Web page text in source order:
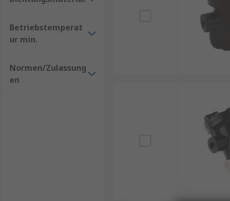
Betriebstemperat
ur min.
Normen/Zulassung
en